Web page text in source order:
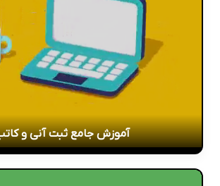
آموزش جامع ثبت آنی و